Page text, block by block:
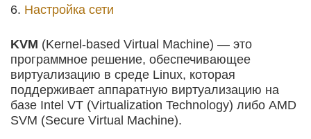
Настройка сети
KVM (Kernel-based Virtual Machine) — это
программное решение, обеспечивающее
виртуализацию в среде Linux, которая
поддерживает аппаратную виртуализацию на
базе Intel VT (Virtualization Technology) либо AMD
SVM (Secure Virtual Machine).